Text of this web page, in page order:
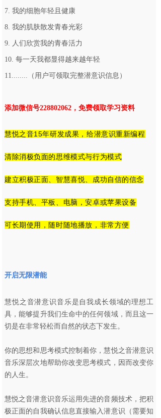
7. 我的细胞年轻且健康
8. 我的肌肤散发青春光彩
9. 人们欣赏我的青春活力
10. 每一天我都显得越来越年轻
11........（用户可领取完整潜意识信息）
添加微信号228802062，免费领取学习资料
慧悦之音15年研发成果，给潜意识重新编程
清除消极负面的思维模式与行为模式
建立积极正面、智慧喜悦、成功自信的信念
支持手机、平板、电脑，安卓或苹果设备
可长期使用，随时随地播放，非常方便
开启无限潜能
慧悦之音潜意识音乐是自我成长领域的理想工
具，能够提升我们生命中的任何领域，而且这一
切是在非常轻松而自然的状态下发生。
你的思想和思考模式控制着你，慧悦之音潜意识
音乐深层次地帮助你改变思考模式，因而改变你
的人生。
慧悦之音潜意识音乐运用先进的音频技术，把积
极正面的自我确认信息直接输入潜意识（需要知